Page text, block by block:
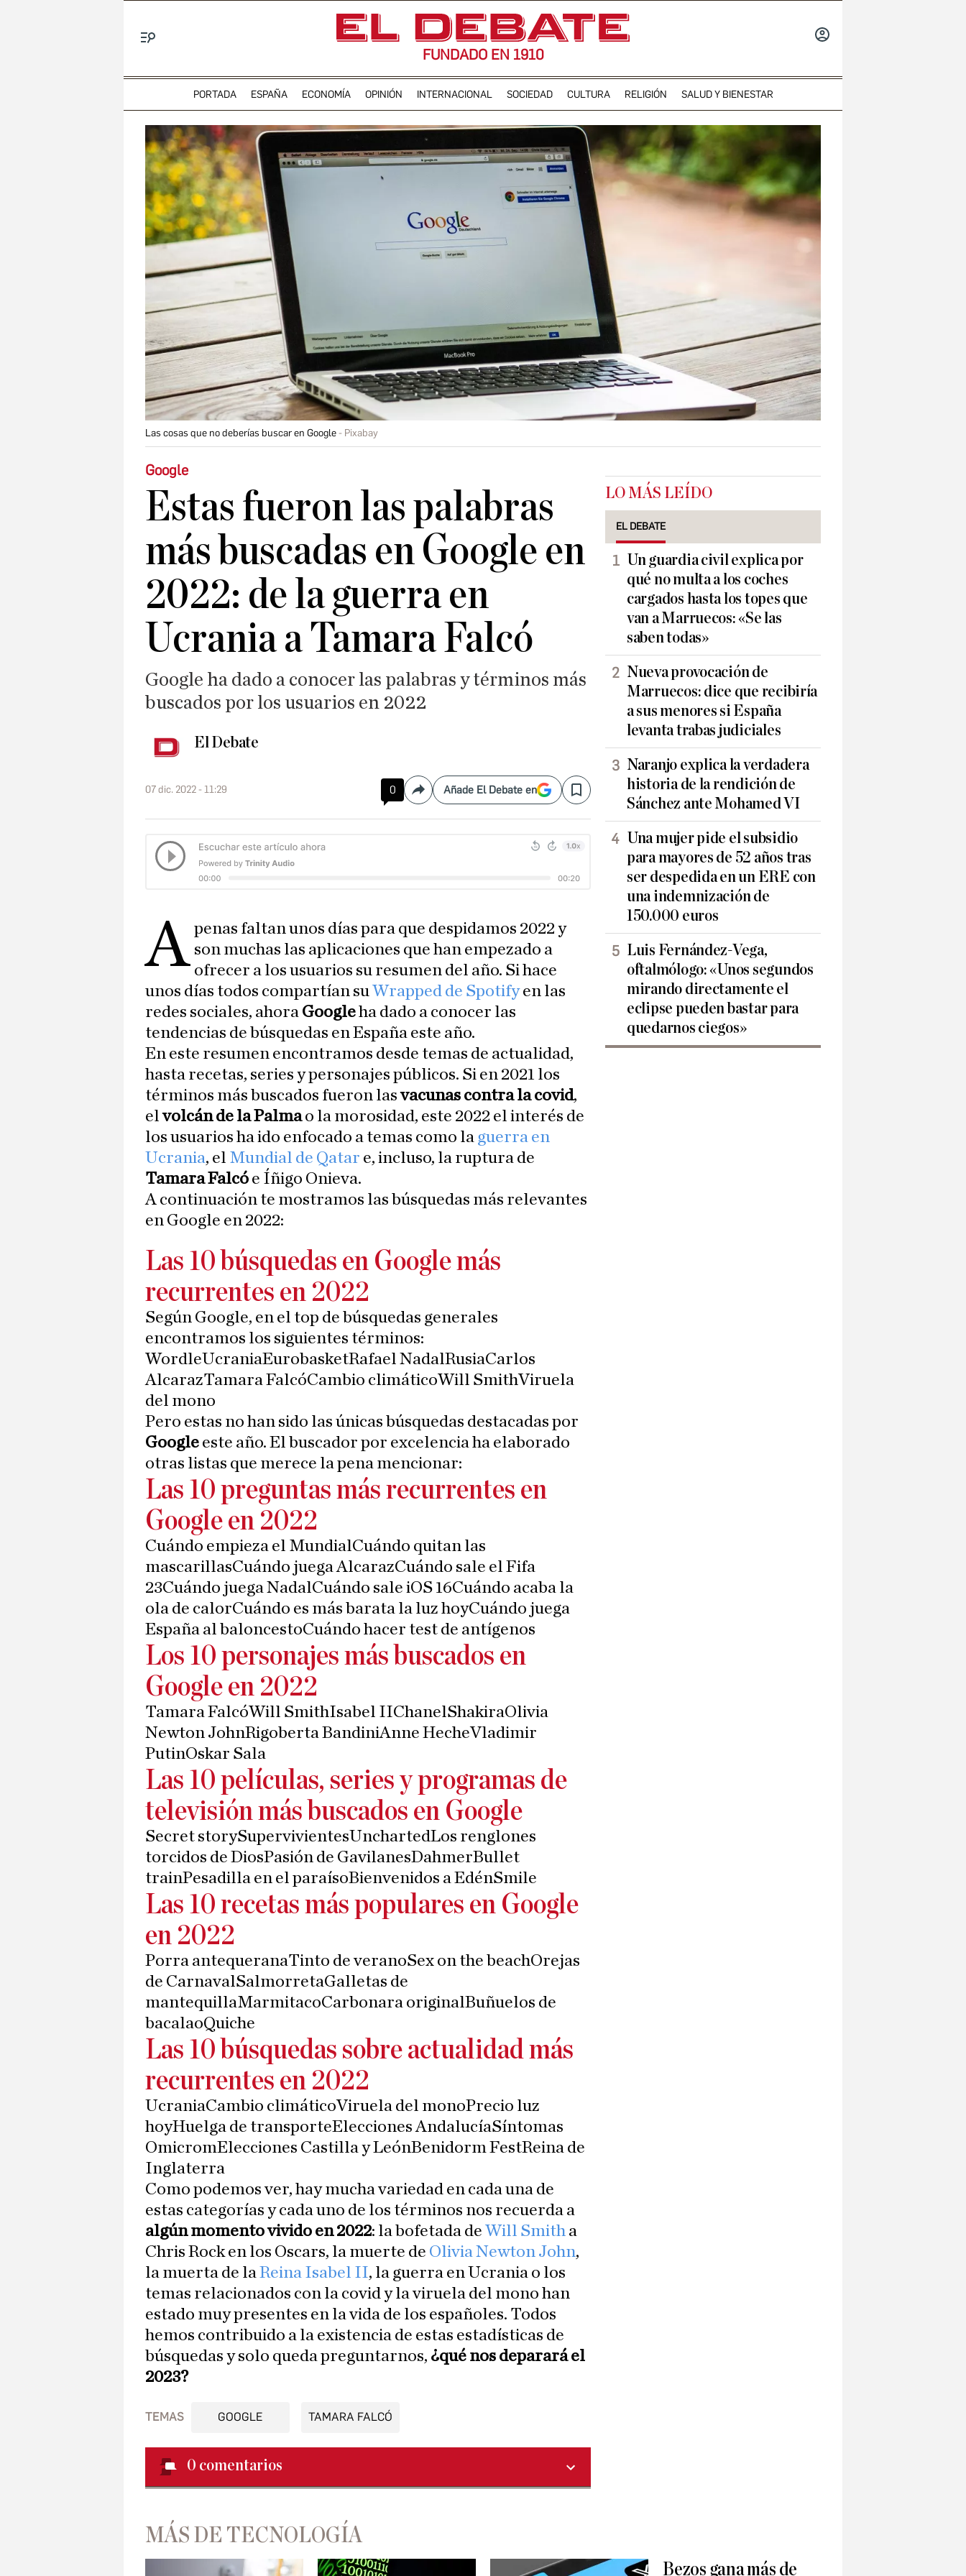
FUNDADO EN 1910
PORTADA ESPAÑA ECONOMÍA OPINIÓN INTERNACIONAL SOCIEDAD CULTURA RELIGIÓN SALUD Y BIENESTAR
Las cosas que no deberías buscar en Google Pixabay
Google
Estas fueron las palabras
más buscadas en Google en
2022: de la guerra en
Ucrania a Tamara Falcó
Google ha dado a conocer las palabras y términos más
buscados por los usuarios en 2022
El Debate
07 dic. 2022 - 11:29 0 CompartirAñade El Debate en Save
A penas faltan unos días para que despidamos 2022 y
son muchas las aplicaciones que han empezado a
ofrecer a los usuarios su resumen del año. Si hace
unos días todos compartían suWrapped de Spotifyen las
redes sociales, ahora Googleha dado a conocer las
tendencias de búsquedas en España este año.
En este resumen encontramos desde temas de actualidad,
hasta recetas, series y personajes públicos. Si en 2021 los
términos más buscados fueron lasvacunas contra la covid,
elvolcán de la Palmao la morosidad, este 2022 el interés de
los usuarios ha ido enfocado a temas como la guerra en
Ucrania, el Mundial de Qatar e, incluso, la ruptura de
Tamara Falcó e Íñigo Onieva.
A continuación te mostramos las búsquedas más relevantes
en Google en 2022:
Las 10 búsquedas en Google más
recurrentes en 2022
Según Google, en el top de búsquedas generales
encontramos los siguientes términos:
WordleUcraniaEurobasketRafael NadalRusiaCarlos
AlcarazTamara FalcóCambio climáticoWill SmithViruela
del mono
Pero estas no han sido las únicas búsquedas destacadas por
Google este año. El buscador por excelencia ha elaborado
otras listas que merece la pena mencionar:
Las 10 preguntas más recurrentes en
Google en 2022
Cuándo empieza el MundialCuándo quitan las
mascarillasCuándo juega AlcarazCuándo sale el Fifa
23Cuándo juega NadalCuándo sale iOS 16Cuándo acaba la
ola de calorCuándo es más barata la luz hoyCuándo juega
España al baloncestoCuándo hacer test de antígenos
Los 10 personajes más buscados en
Google en 2022
Tamara FalcóWill SmithIsabel IIChanelShakiraOlivia
Newton JohnRigoberta BandiniAnne HecheVladimir
PutinOskar Sala
Las 10 películas, series y programas de
televisión más buscados en Google
Secret storySupervivientesUnchartedLos renglones
torcidos de DiosPasión de GavilanesDahmerBullet
trainPesadilla en el paraísoBienvenidos a EdénSmile
Las 10 recetas más populares en Google
en 2022
Porra antequeranaTinto de veranoSex on the beachOrejas
de CarnavalSalmorretaGalletas de
mantequillaMarmitacoCarbonara originalBuñuelos de
bacalaoQuiche
Las 10 búsquedas sobre actualidad más
recurrentes en 2022
UcraniaCambio climáticoViruela del monoPrecio luz
hoyHuelga de transporteElecciones AndalucíaSíntomas
OmicromElecciones Castilla y LeónBenidorm FestReina de
Inglaterra
Como podemos ver, hay mucha variedad en cada una de
estas categorías y cada uno de los términos nos recuerda a
algún momento vivido en 2022: la bofetada de Will Smith a
Chris Rock en los Oscars, la muerte de Olivia Newton John,
la muerta de laReina Isabel II, la guerra en Ucrania o los
temas relacionados con la covid y la viruela del mono han
estado muy presentes en la vida de los españoles. Todos
hemos contribuido a la existencia de estas estadísticas de
búsquedas y solo queda preguntarnos, ¿qué nos deparará el
2023?
TEMAS GOOGLE TAMARA FALCÓ
0 comentarios
LO MÁS LEÍDO
EL DEBATE
Un guardia civil explica por
qué no multa a los coches
cargados hasta los topes que
van a Marruecos: «Se las
saben todas»
Nueva provocación de
Marruecos: dice que recibiría
a sus menores si España
levanta trabas judiciales
Naranjo explica la verdadera
historia de la rendición de
Sánchez ante Mohamed VI
Una mujer pide el subsidio
para mayores de 52 años tras
ser despedida en un ERE con
una indemnización de
150.000 euros
Luis Fernández-Vega,
oftalmólogo: «Unos segundos
mirando directamente el
eclipse pueden bastar para
quedarnos ciegos»
MÁS DE TECNOLOGÍA
Bezos gana más de